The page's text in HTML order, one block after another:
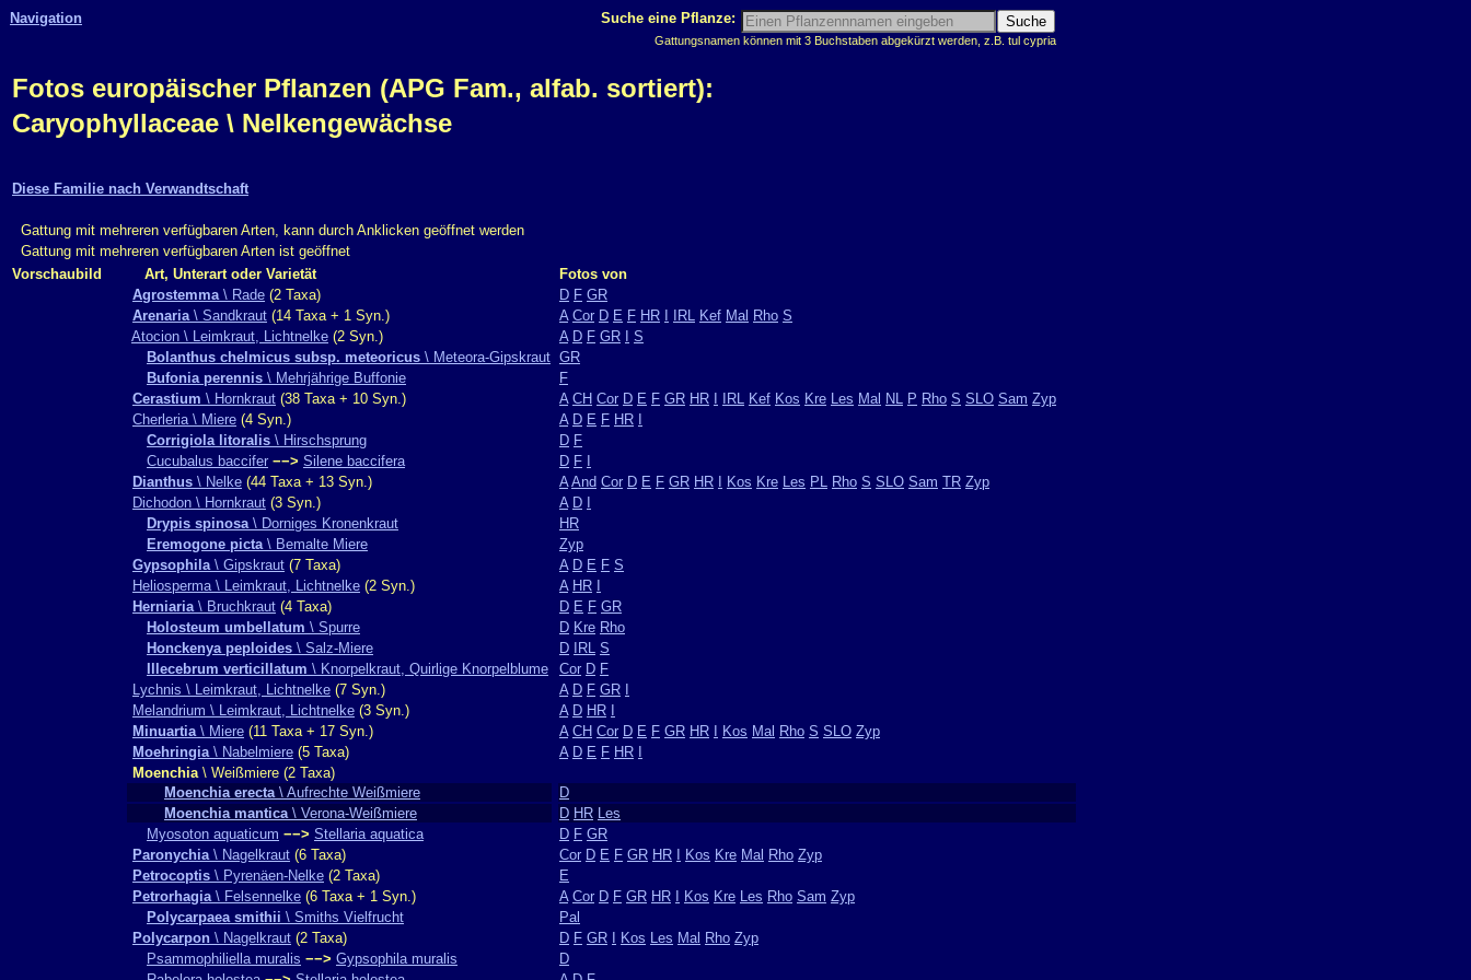
Navigation Suche eine Pflanze:
Gattungsnamen können mit 3 Buchstaben abgekürzt werden, z.B. tul cypria
Fotos europäischer Pflanzen (APG Fam., alfab. sortiert):
Caryophyllaceae \ Nelkengewächse
Diese Familie nach Verwandtschaft
Gattung mit mehreren verfügbaren Arten, kann durch Anklicken geöffnet werden
Gattung mit mehreren verfügbaren Arten ist geöffnet
Vorschaubild
Art, Unterart oder Varietät
Fotos von
Agrostemma\ Rade (2 Taxa) D F GR
Arenaria\ Sandkraut (14 Taxa + 1 Syn.) A Cor D E F HR IRL Kef Mal Rho S
Atocion \ Leimkraut, Lichtnelke (2 Syn.) A D F GR
S
Bolanthus chelmicus subsp. meteoricus \ Meteora-Gipskraut GR
Bufonia perennis \ Mehrjährige Buffonie
F
Cerastium \ Hornkraut (38 Taxa + 10 Syn.) A CH Cor D E F GR HR IRL Kef Kos Kre Les Mal NL P Rho S SLO Sam Zyp
Cherleria \ Miere (4 Syn.) A D E F HR
Corrigiola litoralis \ Hirschsprung D F
Cucubalus baccifer −−> Silene baccifera D F
Dianthus \ Nelke (44 Taxa + 13 Syn.) A And Cor D E F GR HR Kos Kre Les PL Rho S SLO Sam TR Zyp
Dichodon \ Hornkraut (3 Syn.) A D
Drypis spinosa\ Dorniges Kronenkraut
HR
Eremogone picta\ Bemalte Miere
Zyp
Gypsophila\ Gipskraut (7 Taxa) A D E F S
Heliosperma \ Leimkraut, Lichtnelke (2 Syn.) A HR
Herniaria\ Bruchkraut (4 Taxa) D E F GR
Holosteum umbellatum \ Spurre D Kre Rho
Honckenya peploides \ Salz-Miere D IRL S
Illecebrum verticillatum \ Knorpelkraut, Quirlige Knorpelblume Cor D F
Lychnis \ Leimkraut, Lichtnelke (7 Syn.) A D F GR
Melandrium \ Leimkraut, Lichtnelke (3 Syn.) A D HR
Minuartia\ Miere (11 Taxa + 17 Syn.) A CH Cor D E F GR HR Kos Mal Rho S SLO Zyp
Moehringia\ Nabelmiere (5 Taxa) A D E F HR
Moenchia\ Weißmiere (2 Taxa)
Moenchia erecta\ Aufrechte Weißmiere
D
Moenchia mantica\ Verona-Weißmiere D HR Les
Myosoton aquaticum −−> Stellaria aquatica D F GR
Paronychia\ Nagelkraut (6 Taxa) Cor D E F GR HR Kos Kre Mal Rho Zyp
Petrocoptis \ Pyrenäen-Nelke (2 Taxa)
E
Petrorhagia\ Felsennelke (6 Taxa + 1 Syn.) A Cor D F GR HR Kos Kre Les Rho Sam Zyp
Polycarpaea smithii \ Smiths Vielfrucht
Pal
Polycarpon \ Nagelkraut (2 Taxa) D F GR Kos Les Mal Rho Zyp
Psammophiliella muralis −−> Gypsophila muralis
D